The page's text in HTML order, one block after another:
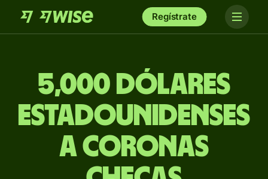
Regístrate
5,000 dólares
estadounidenses
a coronas